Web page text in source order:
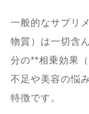
4.3.1.
一般的なサプリ
物質）は一切含
分の**相乗効果
不足や美容の悩
特徴です。